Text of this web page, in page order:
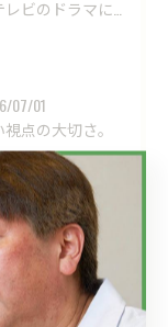
07/01
点の大切さ。
06/24